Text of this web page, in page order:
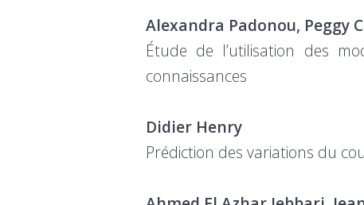
Alexandra Padonou, Peggy
Étude de l’utilisation des
connaissances
Didier Henry
Prédiction des variations du